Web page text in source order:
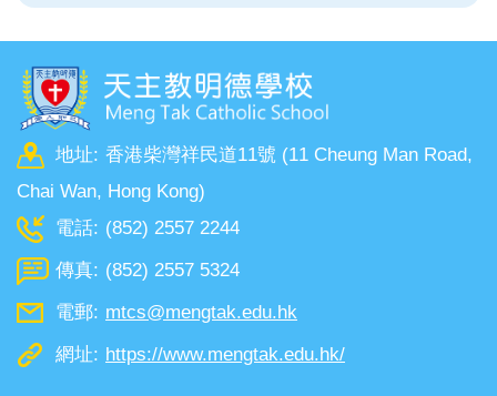
地址: 香港柴灣祥民道11號 (11 Cheung Man Road,
Chai Wan, Hong Kong)
電話: (852) 2557 2244
傳真: (852) 2557 5324
電郵: mtcs@mengtak.edu.hk
網址: https://www.mengtak.edu.hk/